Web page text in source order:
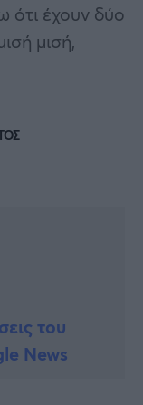
έχουν δύο
μισή,
του
News